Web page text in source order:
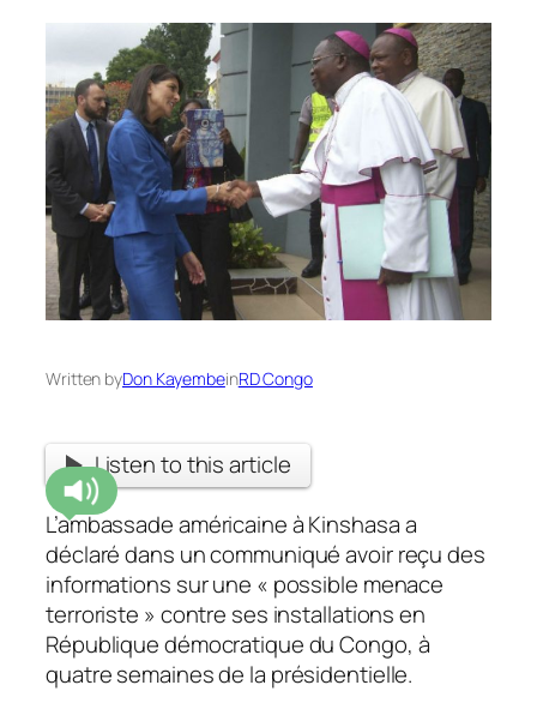
Written byDon KayembeinRD Congo
Listen to this article
L’ambassade américaine à Kinshasa a
déclaré dans un communiqué avoir reçu des
informations sur une « possible menace
terroriste » contre ses installations en
République démocratique du Congo, à
quatre semaines de la présidentielle.